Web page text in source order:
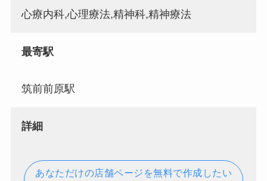
心療内科,心理療法,精神科,精神療法
最寄駅
筑前前原駅
詳細
あなただけの店舗ページを無料で作成したい